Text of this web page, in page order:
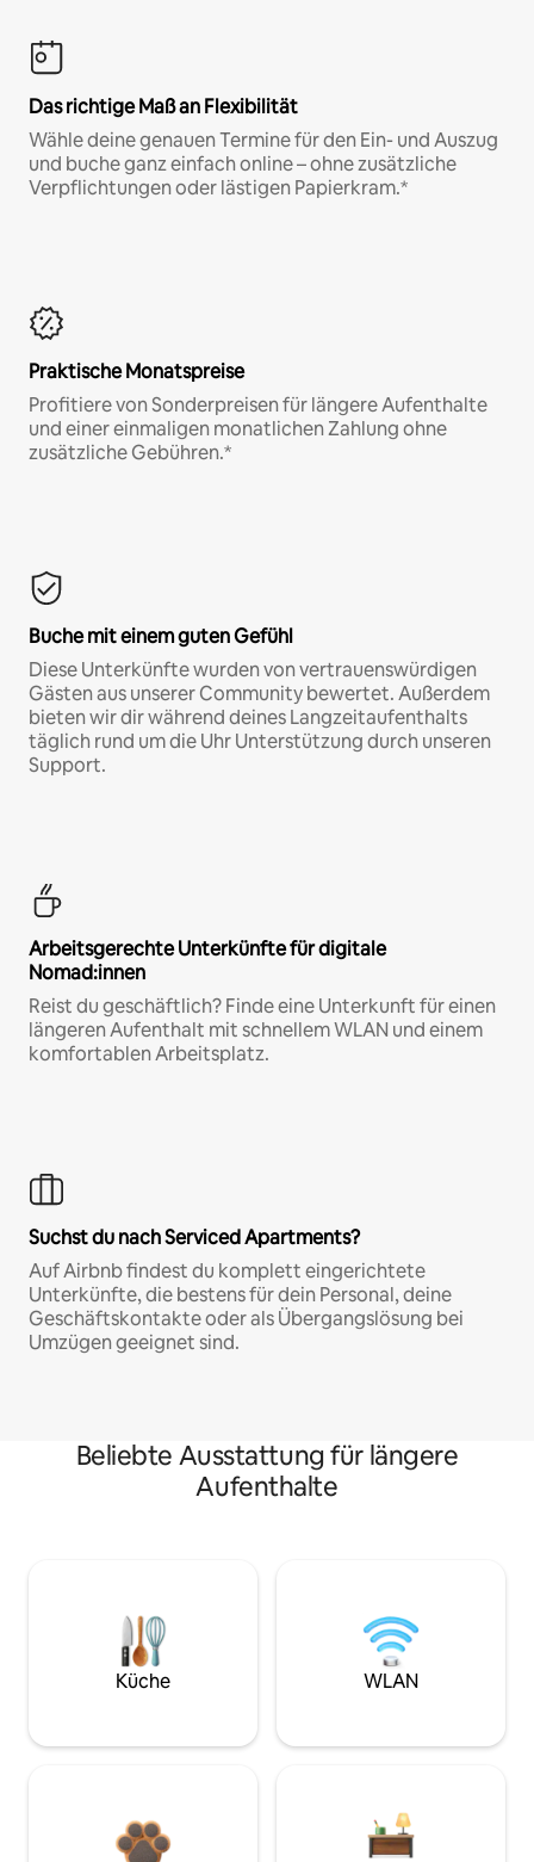
Das richtige Maß an Flexibilität
Wähle deine genauen Termine für den Ein- und Auszug
und buche ganz einfach online – ohne zusätzliche
Verpflichtungen oder lästigen Papierkram.*
Praktische Monatspreise
Profitiere von Sonderpreisen für längere Aufenthalte
und einer einmaligen monatlichen Zahlung ohne
zusätzliche Gebühren.*
Buche mit einem guten Gefühl
Diese Unterkünfte wurden von vertrauenswürdigen
Gästen aus unserer Community bewertet. Außerdem
bieten wir dir während deines Langzeitaufenthalts
täglich rund um die Uhr Unterstützung durch unseren
Support.
Arbeitsgerechte Unterkünfte für digitale
Nomad:innen
Reist du geschäftlich? Finde eine Unterkunft für einen
längeren Aufenthalt mit schnellem WLAN und einem
komfortablen Arbeitsplatz.
Suchst du nach Serviced Apartments?
Auf Airbnb findest du komplett eingerichtete
Unterkünfte, die bestens für dein Personal, deine
Geschäftskontakte oder als Übergangslösung bei
Umzügen geeignet sind.
Beliebte Ausstattung für längere
Aufenthalte
Küche WLAN